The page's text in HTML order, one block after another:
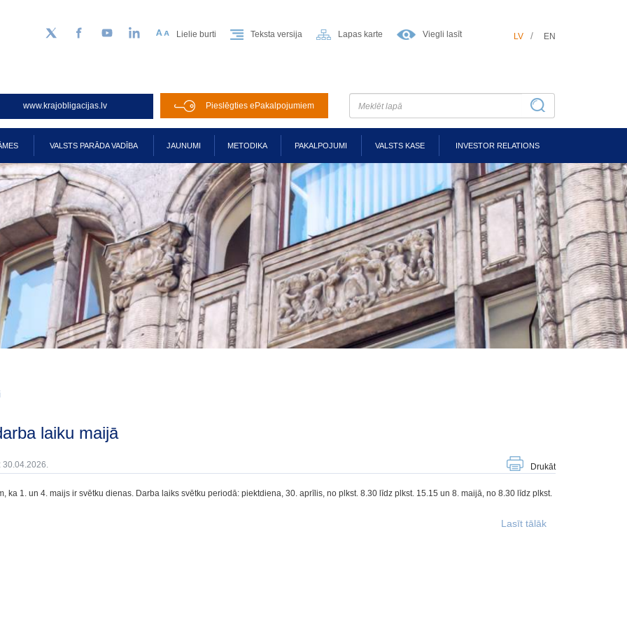
Sekojiet mums Twitter
FacebookYouTubeLinkedIn Lielie burti Teksta versija Lapas karte Viegli lasīt LV EN
www.krajobligacijas.lv Pieslēgties ePakalpojumiem
VALSTS PARĀDA VADĪBA JAUNUMI METODIKA PAKALPOJUMI VALSTS KASE INVESTOR RELATIONS
laiku maijā
30.04.2026. Drukāt
ka 1. un 4. maijs ir svētku dienas. Darba laiks svētku periodā: piektdiena, 30. aprīlis, no plkst. 8.30 līdz plkst. 15.15 un 8. maijā, no 8.30 līdz plkst.
Lasīt tālāk